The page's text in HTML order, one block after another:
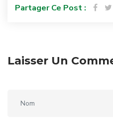
Partager Ce Post :
Laisser Un